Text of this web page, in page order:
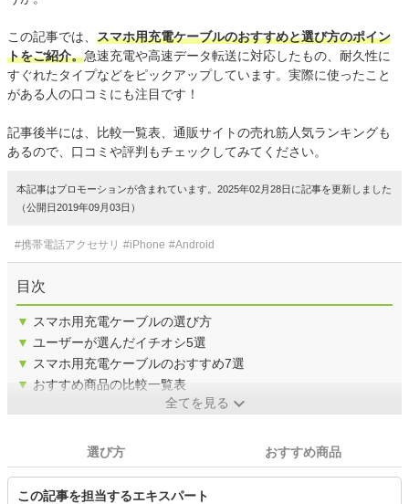
この記事では、 スマホ用充電ケーブルのおすすめと選び方のポイン
トをご紹介。急速充電や高速データ転送に対応したもの、耐久性に
すぐれたタイプなどをピックアップしています。実際に使ったこと
がある人の口コミにも注目です！
記事後半には、比較一覧表、通販サイトの売れ筋人気ランキングも
あるので、口コミや評判もチェックしてみてください。
本記事はプロモーションが含まれています。2025年02月28日に記事を更新しました
（公開日2019年09月03日）
#携帯電話アクセサリ #iPhone #Android
目次
▼ スマホ用充電ケーブルの選び方
▼ ユーザーが選んだイチオシ5選
▼ スマホ用充電ケーブルのおすすめ7選
▼ おすすめ商品の比較一覧表
全てを見る
選び方 おすすめ商品
この記事を担当するエキスパート